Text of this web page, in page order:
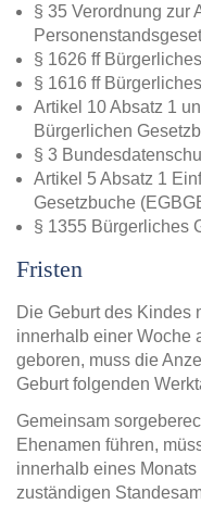
§ 35 Verordnung zur
§ 1626 ff
§ 1616 ff
Artikel 10 Absatz 1
Bürgerlichen
§ 3
Artikel 5 Absatz 1
Gesetzbuche
§ 1355 Bürgerliches
Fristen
Die Geburt des Kindes
innerhalb einer Woche
geboren, muss die
Geburt folgenden
Gemeinsam
Ehenamen führen,
innerhalb eines
zuständigen